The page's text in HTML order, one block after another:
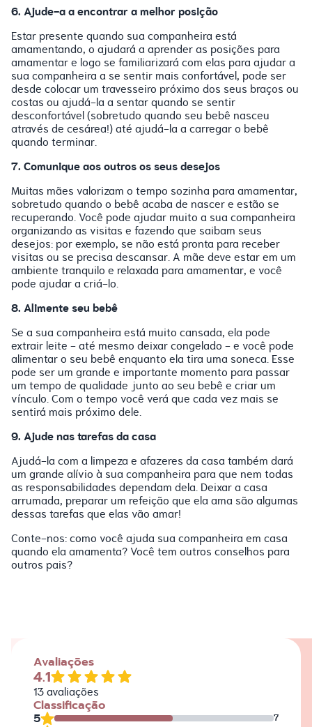
6. Ajude-a a encontrar a melhor posição
Estar presente quando sua companheira está
amamentando, o ajudará a aprender as posições para
amamentar e logo se familiarizará com elas para ajudar a
sua companheira a se sentir mais confortável, pode ser
desde colocar um travesseiro próximo dos seus braços ou
costas ou ajudá-la a sentar quando se sentir
desconfortável (sobretudo quando seu bebê nasceu
através de cesárea!) até ajudá-la a carregar o bebê
quando terminar.
7. Comunique aos outros os seus desejos
Muitas mães valorizam o tempo sozinha para amamentar,
sobretudo quando o bebê acaba de nascer e estão se
recuperando. Você pode ajudar muito a sua companheira
organizando as visitas e fazendo que saibam seus
desejos: por exemplo, se não está pronta para receber
visitas ou se precisa descansar. A mãe deve estar em um
ambiente tranquilo e relaxada para amamentar, e você
pode ajudar a criá-lo.
8. Alimente seu bebê
Se a sua companheira está muito cansada, ela pode
extrair leite - até mesmo deixar congelado - e você pode
alimentar o seu bebê enquanto ela tira uma soneca. Esse
pode ser um grande e importante momento para passar
um tempo de qualidade junto ao seu bebê e criar um
vínculo. Com o tempo você verá que cada vez mais se
sentirá mais próximo dele.
9. Ajude nas tarefas da casa
Ajudá-la com a limpeza e afazeres da casa também dará
um grande alívio à sua companheira para que nem todas
as responsabilidades dependam dela. Deixar a casa
arrumada, preparar um refeição que ela ama são algumas
dessas tarefas que elas vão amar!
Conte-nos: como você ajuda sua companheira em casa
quando ela amamenta? Você tem outros conselhos para
outros pais?
Avaliações
4.1
13avaliações
Classificação
5 7